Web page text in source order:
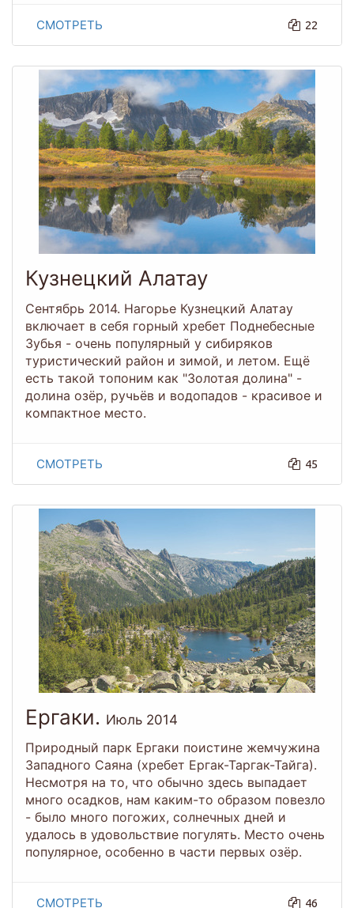
СМОТРЕТЬ 22
Кузнецкий Алатау
Сентябрь 2014. Нагорье Кузнецкий Алатау
включает в себя горный хребет Поднебесные
Зубья - очень популярный у сибиряков
туристический район и зимой, и летом. Ещё
есть такой топоним как "Золотая долина" -
долина озёр, ручьёв и водопадов - красивое и
компактное место.
СМОТРЕТЬ 45
Ергаки. Июль 2014
Природный парк Ергаки поистине жемчужина
Западного Саяна (хребет Ергак-Таргак-Тайга).
Несмотря на то, что обычно здесь выпадает
много осадков, нам каким-то образом повезло
- было много погожих, солнечных дней и
удалось в удовольствие погулять. Место очень
популярное, особенно в части первых озёр.
СМОТРЕТЬ 46